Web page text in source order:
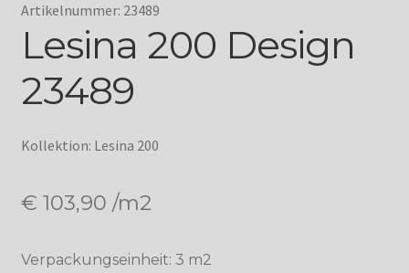
Artikelnummer: 23489
Lesina 200 Design
23489
Kollektion: Lesina 200
€ 103,90 /m2
Verpackungseinheit: 3 m2